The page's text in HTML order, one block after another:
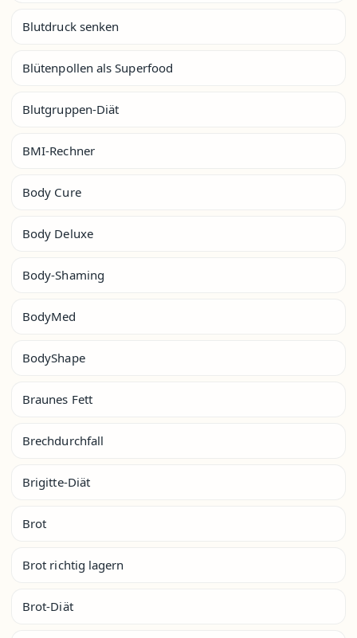
Blutdruck senken
Blütenpollen als Superfood
Blutgruppen-Diät
BMI-Rechner
Body Cure
Body Deluxe
Body-Shaming
BodyMed
BodyShape
Braunes Fett
Brechdurchfall
Brigitte-Diät
Brot
Brot richtig lagern
Brot-Diät